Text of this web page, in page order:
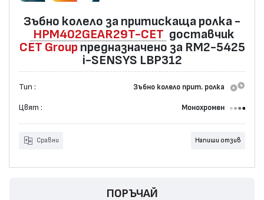
Зъбно колело за притискаща ролка -
HPM402GEAR29T-CET доставчик
CET Group предназначено за RM2-5425
i-SENSYS LBP312
Тип : Зъбно колело прит. ролка
Цвят : Монохромен
Сравни Напиши отзив
ПОРЪЧАЙ